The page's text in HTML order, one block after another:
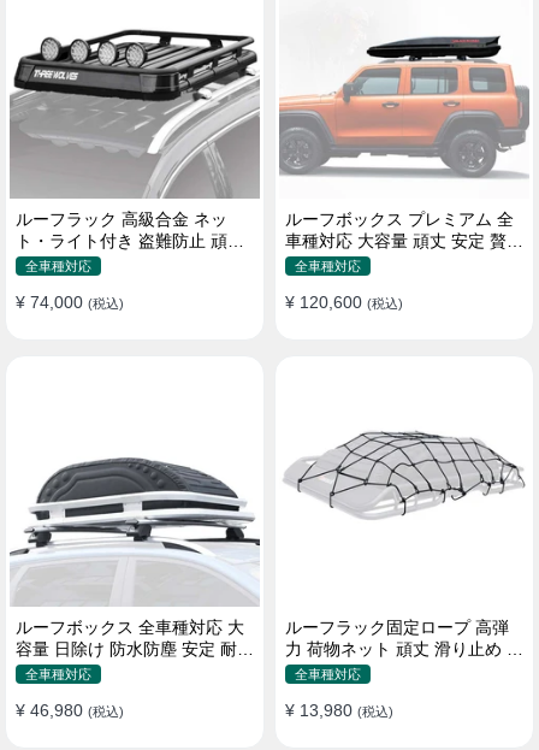
ルーフラック 高級合金 ネッ
ト・ライト付き 盗難防止 頑丈
安定 分離式 大容量 ベースキャ
全車種対応
¥ 74,000 (税込)
ルーフボックス プレミアム 全
車種対応 大容量 頑丈 安定 贅沢
使い心地 おしゃれ 多色 車用ラ
全車種対応
¥ 120,600 (税込)
ルーフボックス 全車種対応 大
容量 日除け 防水防塵 安定 耐久
使い便利 折畳式 車用ラゲッジ
全車種対応
¥ 46,980 (税込)
ルーフラック固定ロープ 高弾
力 荷物ネット 頑丈 滑り止め ス
トラップ付き ベースキャリア
全車種対応
¥ 13,980 (税込)